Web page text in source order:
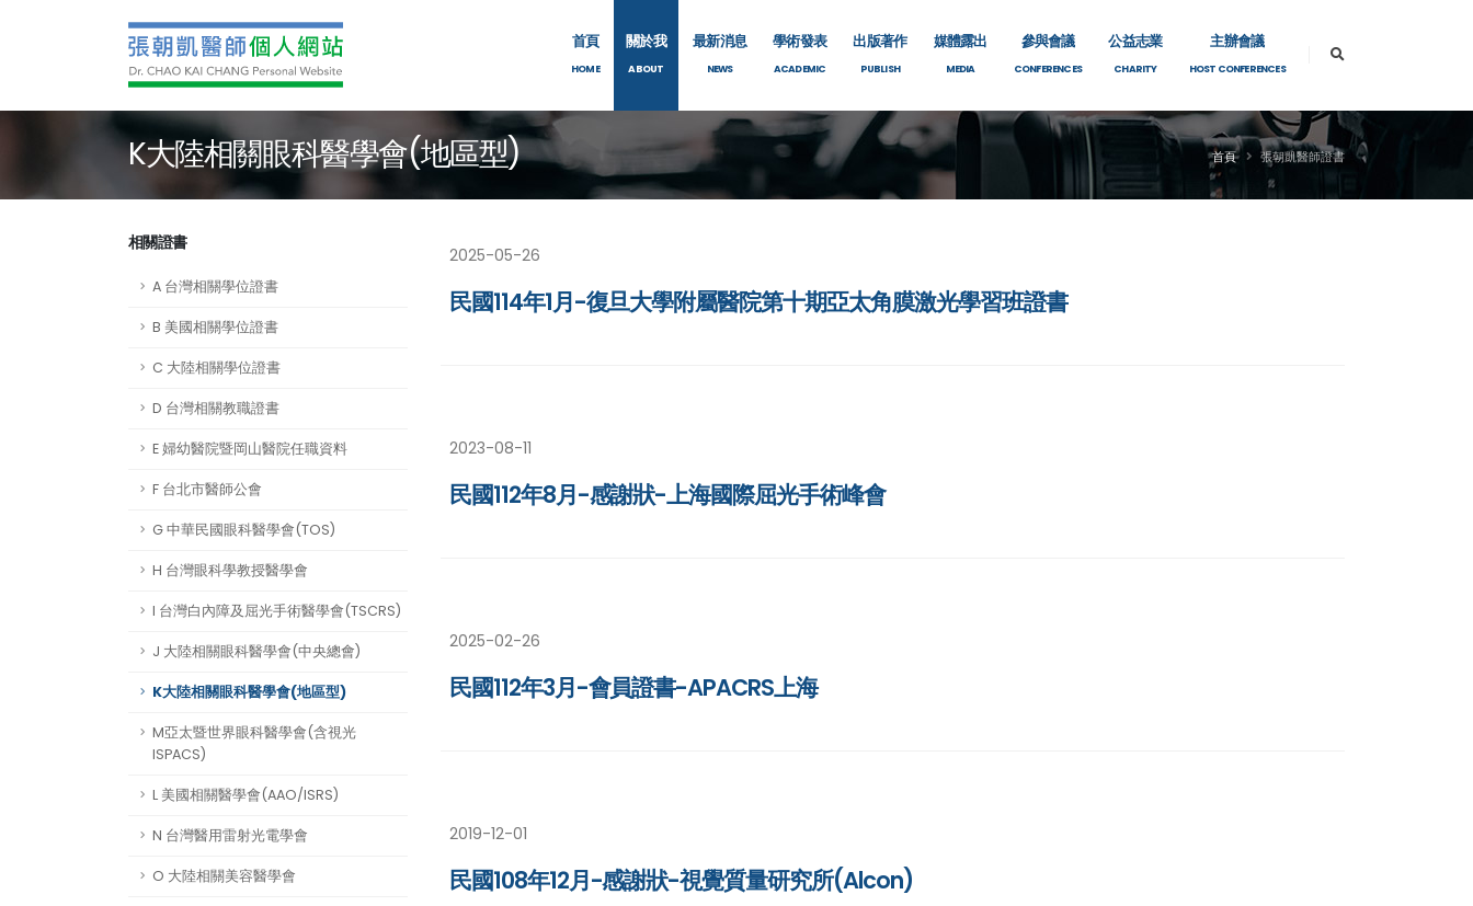
首頁
HOME
關於我
ABOUT
最新消息
NEWS
學術發表
ACADEMIC
出版著作
PUBLISH
媒體露出
MEDIA
參與會議
CONFERENCES
公益志業
CHARITY
主辦會議
HOST CONFERENCES
K大陸相關眼科醫學會(地區型) 首頁 張朝凱醫師證書
相關證書
A 台灣相關學位證書
B 美國相關學位證書
C 大陸相關學位證書
D 台灣相關教職證書
E 婦幼醫院暨岡山醫院任職資料
F 台北市醫師公會
G 中華民國眼科醫學會(TOS)
H 台灣眼科學教授醫學會
I 台灣白內障及屈光手術醫學會(TSCRS)
J 大陸相關眼科醫學會(中央總會)
K大陸相關眼科醫學會(地區型)
M亞太暨世界眼科醫學會(含視光
ISPACS)
L 美國相關醫學會(AAO/ISRS)
N 台灣醫用雷射光電學會
O 大陸相關美容醫學會
2025-05-26
民國114年1月-復旦大學附屬醫院第十期亞太角膜激光學習班證書
2023-08-11
民國112年8月-感謝狀-上海國際屈光手術峰會
2025-02-26
民國112年3月-會員證書-APACRS上海
2019-12-01
民國108年12月-感謝狀-視覺質量研究所(Alcon)